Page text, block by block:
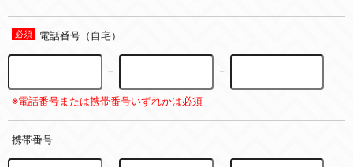
電話番号（自宅）
－ －
※電話番号または携帯番号いずれかは必須
携帯番号